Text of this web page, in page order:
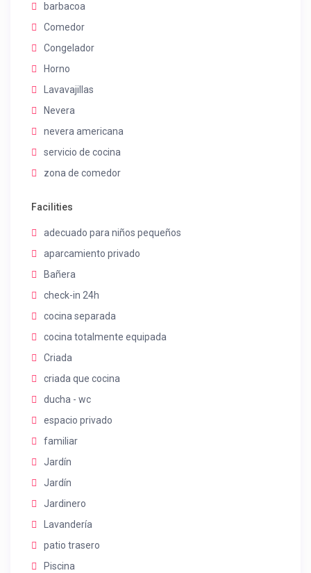
barbacoa
Comedor
Congelador
Horno
Lavavajillas
Nevera
nevera americana
servicio de cocina
zona de comedor
Facilities
adecuado para niños pequeños
aparcamiento privado
Bañera
check-in 24h
cocina separada
cocina totalmente equipada
Criada
criada que cocina
ducha - wc
espacio privado
familiar
Jardín
Jardín
Jardinero
Lavandería
patio trasero
Piscina